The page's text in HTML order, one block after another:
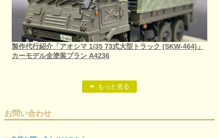
製作代行紹介「アオシマ 1/35 73式大型トラック (SKW-464)」
カーモデル全塗装プラン A4236
もっと見る
お問い合わせ